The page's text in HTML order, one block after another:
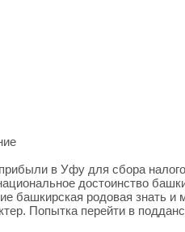
в Уфу для сбора
достоинство
башкирская родовая знать
Попытка перейти в